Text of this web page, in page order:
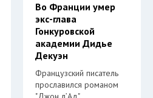
Во Франции умер
экс-глава
Гонкуровской
академии Дидье
Декуэн
Французский писатель
прославился романом